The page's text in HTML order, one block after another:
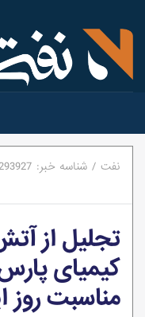
نفت / شناسه خبر: 293927
تجلیل از
کیمیای
مناسبت